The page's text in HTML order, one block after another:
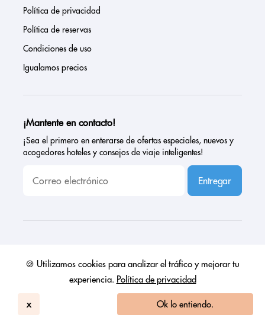
🍪 Utilizamos cookies para analizar el tráfico y mejorar tu
experiencia. Política de privacidad
x Ok lo entiendo.
Política de privacidad
Política de reservas
Condiciones de uso
Igualamos precios
¡Mantente en contacto!
¡Sea el primero en enterarse de ofertas especiales, nuevos y
acogedores hoteles y consejos de viaje inteligentes!
Entregar